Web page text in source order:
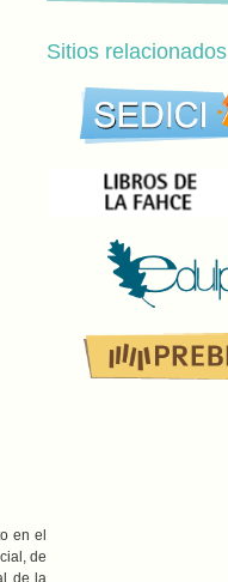
en el
de
de la
Sitios relacionados